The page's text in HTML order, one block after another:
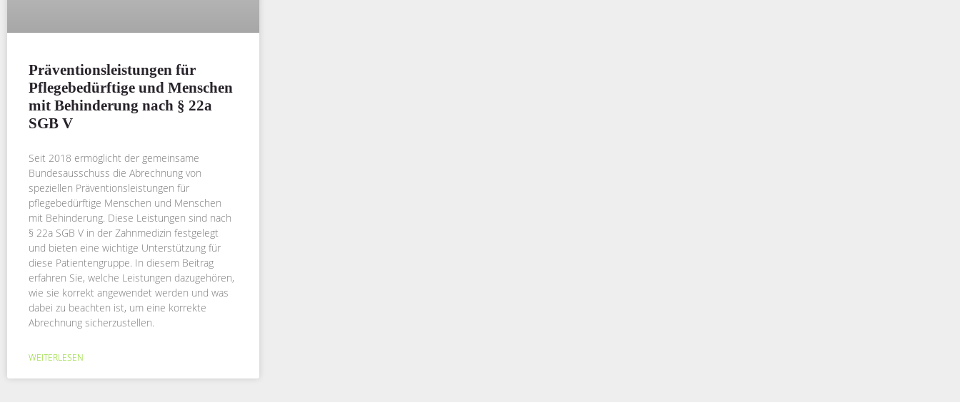
Präventionsleistungen für
Pflegebedürftige und Menschen
mit Behinderung nach § 22a
SGB V
Seit 2018 ermöglicht der gemeinsame
Bundesausschuss die Abrechnung von
speziellen Präventionsleistungen für
pflegebedürftige Menschen und Menschen
mit Behinderung. Diese Leistungen sind nach
§ 22a SGB V in der Zahnmedizin festgelegt
und bieten eine wichtige Unterstützung für
diese Patientengruppe. In diesem Beitrag
erfahren Sie, welche Leistungen dazugehören,
wie sie korrekt angewendet werden und was
dabei zu beachten ist, um eine korrekte
Abrechnung sicherzustellen.
WEITERLESEN